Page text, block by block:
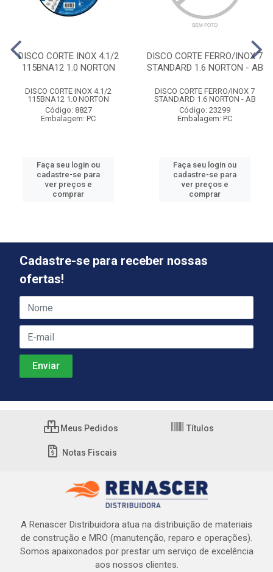
DISCO CORTE INOX 4.1/2
115BNA12 1.0 NORTON
DISCO CORTE INOX 4.1/2
115BNA12 1.0 NORTON
Código: 8827
Embalagem: PC
Faça seu login ou
cadastre-se para
ver preços e
comprar
DISCO CORTE FERRO/INOX 7
STANDARD 1.6 NORTON - AB
DISCO CORTE FERRO/INOX 7
STANDARD 1.6 NORTON - AB
Código: 23299
Embalagem: PC
Faça seu login ou
cadastre-se para
ver preços e
comprar
Cadastre-se para receber nossas
ofertas!
Meus Pedidos Títulos
Notas Fiscais
A Renascer Distribuidora atua na distribuição de materiais
de construção e MRO (manutenção, reparo e operações).
Somos apaixonados por prestar um serviço de excelência
aos nossos clientes.